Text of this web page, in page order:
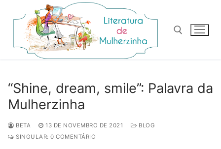
para
conteúdo
“Shine, dream, smile”: Palavra da
Mulherzinha
BETA 13 DE NOVEMBRO DE 2021
BLOG
SINGULAR: 0 COMENTÁRIO